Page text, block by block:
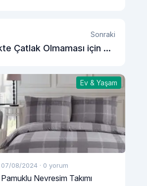
Sonraki
Çatlak Olmaması için Ne
Ev & Yaşam
07/08/2024 · 0 yorum
Pamuklu Nevresim Takımı